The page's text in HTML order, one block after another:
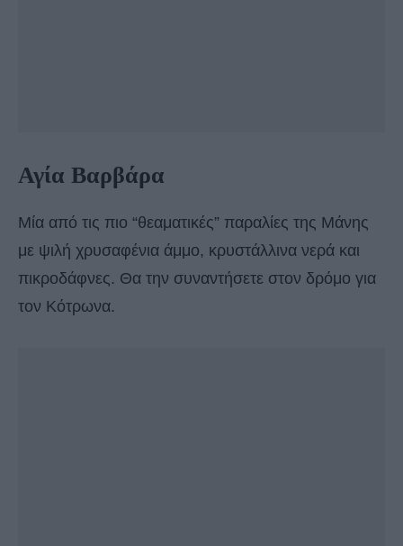
Αγία Βαρβάρα
Μία από τις πιο “θεαματικές” παραλίες της Μάνης
με ψιλή χρυσαφένια άμμο, κρυστάλλινα νερά και
πικροδάφνες. Θα την συναντήσετε στον δρόμο για
τον Κότρωνα.